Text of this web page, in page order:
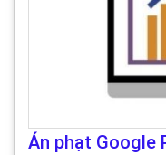
Án phạt Google